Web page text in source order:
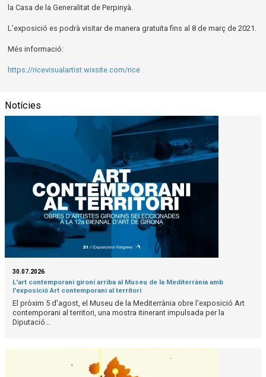
la Casa de la Generalitat de Perpinyà.
L’exposició es podrà visitar de manera gratuïta fins al 8 de març de 2021.
Més informació:
https://ricevisualartist.wixsite.com/rice
Notícies
30.07.2026
L'art contemporani gironí arriba al Museu de la Mediterrània amb
l'exposició Art contemporani al territori
El pròxim 5 d'agost, el Museu de la Mediterrània obre l'exposició Art
contemporani al territori, una mostra itinerant impulsada per la
Diputació...